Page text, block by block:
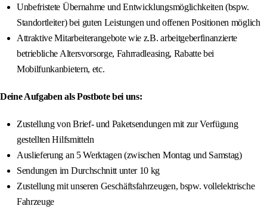
Unbefristete Übernahme und Entwicklungsmöglichkeiten (bspw.
Standortleiter) bei guten Leistungen und offenen Positionen möglich
Attraktive Mitarbeiterangebote wie z.B. arbeitgeberfinanzierte
betriebliche Altersvorsorge, Fahrradleasing, Rabatte bei
Mobilfunkanbietern, etc.
Deine Aufgaben als Postbote bei uns:
Zustellung von Brief- und Paketsendungen mit zur Verfügung
gestellten Hilfsmitteln
Auslieferung an 5 Werktagen (zwischen Montag und Samstag)
Sendungen im Durchschnitt unter 10 kg
Zustellung mit unseren Geschäftsfahrzeugen, bspw. vollelektrische
Fahrzeuge